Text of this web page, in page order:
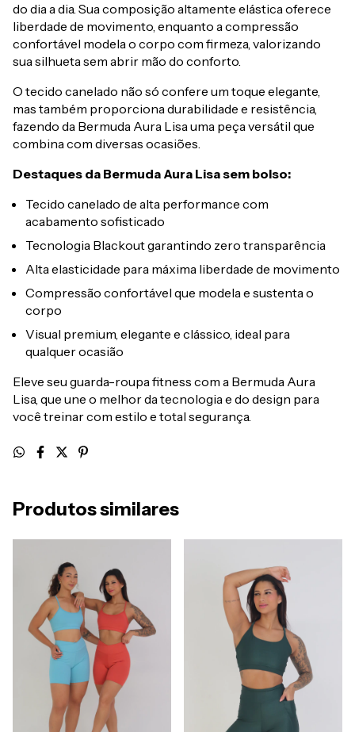
do dia a dia. Sua composição altamente elástica oferece
liberdade de movimento, enquanto a compressão
confortável modela o corpo com firmeza, valorizando
sua silhueta sem abrir mão do conforto.
O tecido canelado não só confere um toque elegante,
mas também proporciona durabilidade e resistência,
fazendo da Bermuda Aura Lisa uma peça versátil que
combina com diversas ocasiões.
Destaques da Bermuda Aura Lisa sem bolso:
Tecido canelado de alta performance com
acabamento sofisticado
Tecnologia Blackout garantindo zero transparência
Alta elasticidade para máxima liberdade de movimento
Compressão confortável que modela e sustenta o
corpo
Visual premium, elegante e clássico, ideal para
qualquer ocasião
Eleve seu guarda-roupa fitness com a Bermuda Aura
Lisa, que une o melhor da tecnologia e do design para
você treinar com estilo e total segurança.
Produtos similares